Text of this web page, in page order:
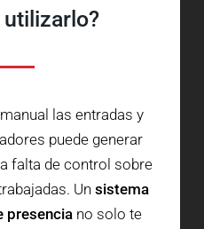
utilizarlo?
las entradas y
puede generar
falta de control sobre
Un sistema
presenciano solo te